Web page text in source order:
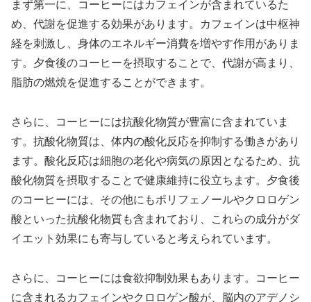
まず第一に、コーヒーにはカフェインが含まれているた
め、代謝を促進する効果があります。カフェインは中枢神
経を刺激し、身体のエネルギー消費を増やす作用がありま
す。夕食後のコーヒーを摂取することで、代謝が高まり、
脂肪の燃焼を促進することができます。
さらに、コーヒーには抗酸化物質が豊富に含まれていま
す。抗酸化物質は、体内の酸化反応を抑制する働きがあり
ます。酸化反応は細胞の老化や病気の原因となるため、抗
酸化物質を摂取することで健康維持に役立ちます。夕食後
のコーヒーには、その他にもポリフェノールやクロロゲン
酸といった抗酸化物質も含まれており、これらの成分がダ
イエット効果にも寄与していると考えられています。
さらに、コーヒーには食欲抑制効果もあります。コーヒー
に含まれるカフェインやクロロゲン酸が、脳内のアデノシ